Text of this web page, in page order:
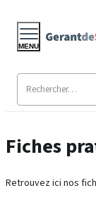
MENU
Fiches
Retrouvez ici nos